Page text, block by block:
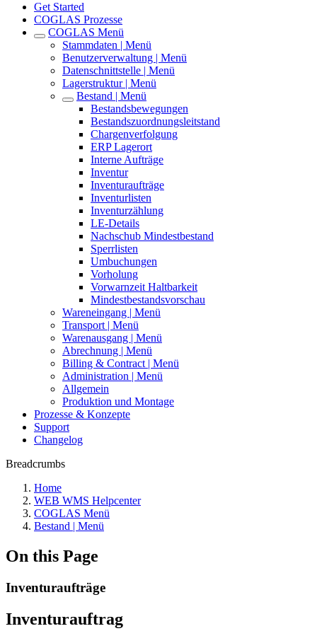
Get Started
COGLAS Prozesse
COGLAS Menü
Stammdaten | Menü
Benutzerverwaltung | Menü
Datenschnittstelle | Menü
Lagerstruktur | Menü
Bestand | Menü
Bestandsbewegungen
Bestandszuordnungsleitstand
Chargenverfolgung
ERP Lagerort
Interne Aufträge
Inventur
Inventuraufträge
Inventurlisten
Inventurzählung
LE-Details
Nachschub Mindestbestand
Sperrlisten
Umbuchungen
Vorholung
Vorwarnzeit Haltbarkeit
Mindestbestandsvorschau
Wareneingang | Menü
Transport | Menü
Warenausgang | Menü
Abrechnung | Menü
Billing & Contract | Menü
Administration | Menü
Allgemein
Produktion und Montage
Prozesse & Konzepte
Support
Changelog
Breadcrumbs
Home
WEB WMS Helpcenter
COGLAS Menü
Bestand | Menü
On this Page
Inventuraufträge
Inventurauftrag